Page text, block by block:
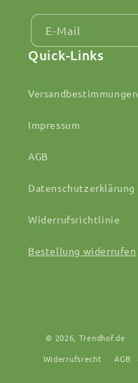
E-Mail
Quick-Links
Versandbestimmungen
Impressum
AGB
Datenschutzerklärung
Widerrufsrichtlinie
Bestellung widerrufen
© 2026, Trendhof.de
Widerrufsrecht
AGB